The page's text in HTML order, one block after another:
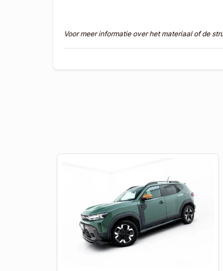
Voor meer informatie over het materiaal of de